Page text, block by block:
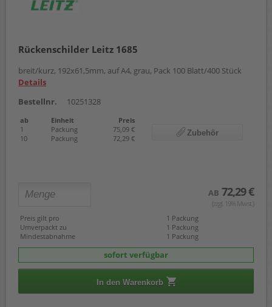
Rückenschilder Leitz 1685
breit/kurz, 192x61,5mm, auf A4, grau, Pack 100 Blatt/400 Stück
Details
Bestellnr.
10251328
ab Einheit
Preis
1
Packung
75,09 €
10
Packung 72,29 €
Zubehör
AB 72,29 €
(zzgl. 19% Mwst.)
Preis gilt pro
1 Packung
Umverpackt zu
1 Packung
Mindestabnahme
1 Packung
sofort verfügbar
In den Warenkorb